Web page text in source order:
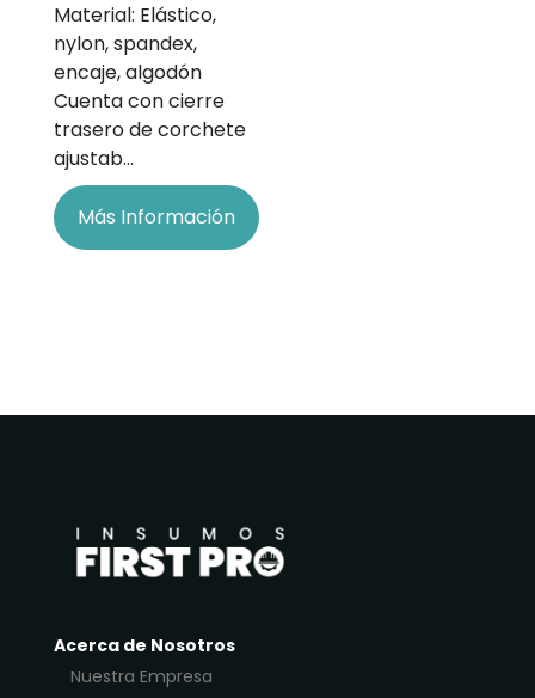
Material: Elástico,
nylon, spandex,
encaje, algodón
Cuenta con cierre
trasero de corchete
ajustab…
Más Información
Acerca de Nosotros
Nuestra Empresa